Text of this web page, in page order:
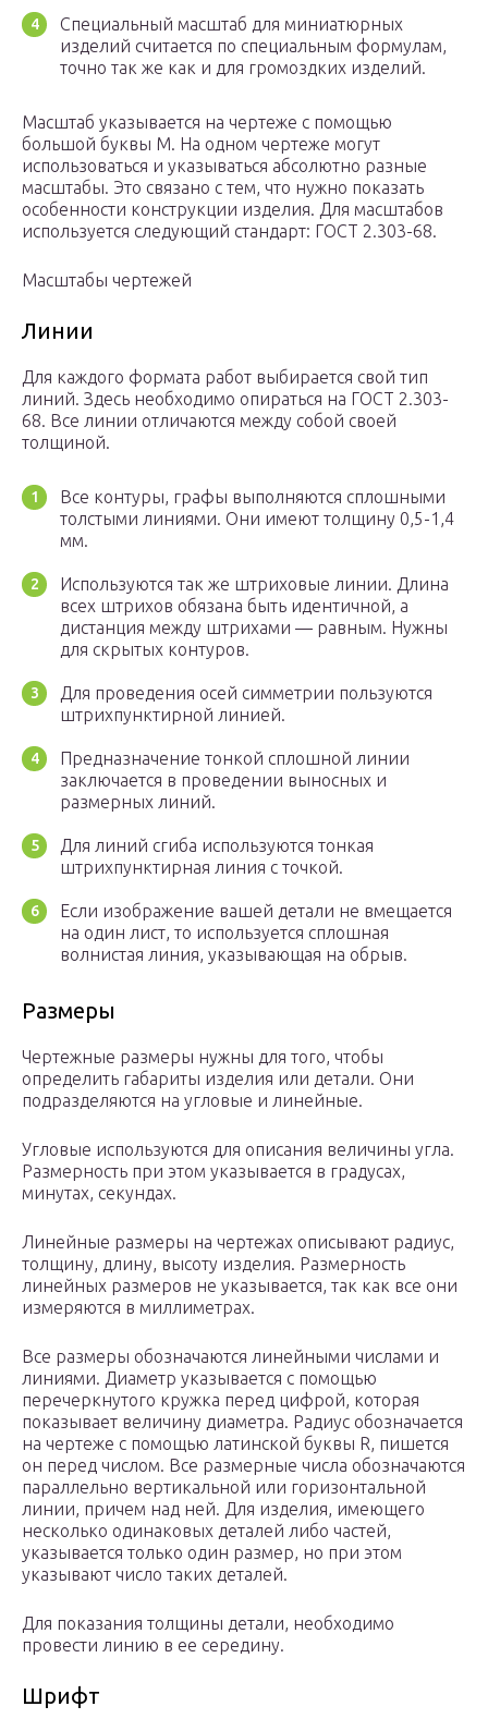
Специальный масштаб для миниатюрных
изделий считается по специальным формулам,
точно так же как и для громоздких изделий.
Масштаб указывается на чертеже с помощью
большой буквы М. На одном чертеже могут
использоваться и указываться абсолютно разные
масштабы. Это связано с тем, что нужно показать
особенности конструкции изделия. Для масштабов
используется следующий стандарт: ГОСТ 2.303-68.
Масштабы чертежей
Линии
Для каждого формата работ выбирается свой тип
линий. Здесь необходимо опираться на ГОСТ 2.303-
68. Все линии отличаются между собой своей
толщиной.
Все контуры, графы выполняются сплошными
толстыми линиями. Они имеют толщину 0,5-1,4
мм.
Используются так же штриховые линии. Длина
всех штрихов обязана быть идентичной, а
дистанция между штрихами — равным. Нужны
для скрытых контуров.
Для проведения осей симметрии пользуются
штрихпунктирной линией.
Предназначение тонкой сплошной линии
заключается в проведении выносных и
размерных линий.
Для линий сгиба используются тонкая
штрихпунктирная линия с точкой.
Если изображение вашей детали не вмещается
на один лист, то используется сплошная
волнистая линия, указывающая на обрыв.
Размеры
Чертежные размеры нужны для того, чтобы
определить габариты изделия или детали. Они
подразделяются на угловые и линейные.
Угловые используются для описания величины угла.
Размерность при этом указывается в градусах,
минутах, секундах.
Линейные размеры на чертежах описывают радиус,
толщину, длину, высоту изделия. Размерность
линейных размеров не указывается, так как все они
измеряются в миллиметрах.
Все размеры обозначаются линейными числами и
линиями. Диаметр указывается с помощью
перечеркнутого кружка перед цифрой, которая
показывает величину диаметра. Радиус обозначается
на чертеже с помощью латинской буквы R, пишется
он перед числом. Все размерные числа обозначаются
параллельно вертикальной или горизонтальной
линии, причем над ней. Для изделия, имеющего
несколько одинаковых деталей либо частей,
указывается только один размер, но при этом
указывают число таких деталей.
Для показания толщины детали, необходимо
провести линию в ее середину.
Шрифт